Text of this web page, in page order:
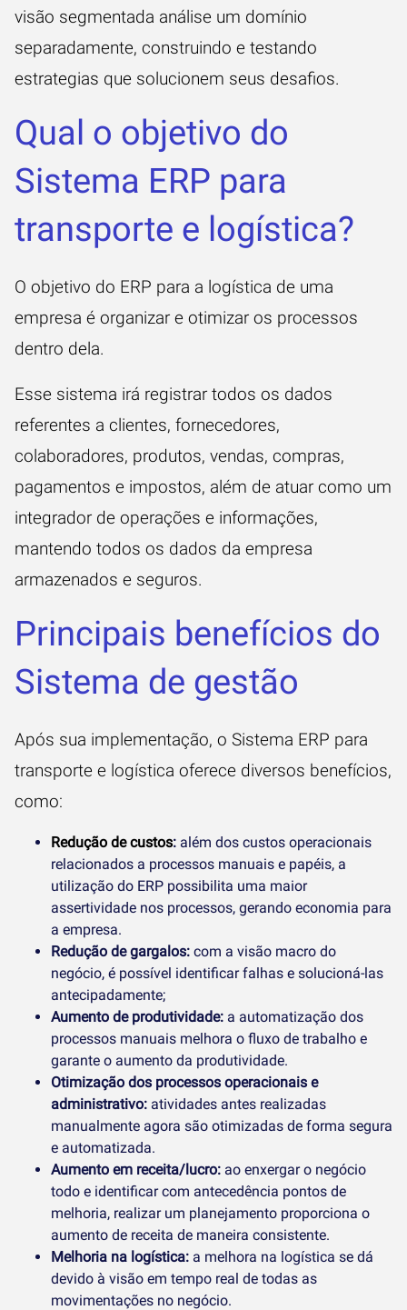
visão segmentada análise um domínio
separadamente, construindo e testando
estrategias que solucionem seus desafios.
Qual o objetivo do
Sistema ERP para
transporte e logística?
O objetivo do ERP para a logística de uma
empresa é organizar e otimizar os processos
dentro dela.
Esse sistema irá registrar todos os dados
referentes a clientes, fornecedores,
colaboradores, produtos, vendas, compras,
pagamentos e impostos, além de atuar como um
integrador de operações e informações,
mantendo todos os dados da empresa
armazenados e seguros.
Principais benefícios do
Sistema de gestão
Após sua implementação, o Sistema ERP para
transporte e logística oferece diversos benefícios,
como:
Redução de custos: além dos custos operacionais
relacionados a processos manuais e papéis, a
utilização do ERP possibilita uma maior
assertividade nos processos, gerando economia para
a empresa.
Redução de gargalos: com a visão macro do
negócio, é possível identificar falhas e solucioná-las
antecipadamente;
Aumento de produtividade: a automatização dos
processos manuais melhora o fluxo de trabalho e
garante o aumento da produtividade.
Otimização dos processos operacionais e
administrativo: atividades antes realizadas
manualmente agora são otimizadas de forma segura
e automatizada.
Aumento em receita/lucro: ao enxergar o negócio
todo e identificar com antecedência pontos de
melhoria, realizar um planejamento proporciona o
aumento de receita de maneira consistente.
Melhoria na logística: a melhora na logística se dá
devido à visão em tempo real de todas as
movimentações no negócio.